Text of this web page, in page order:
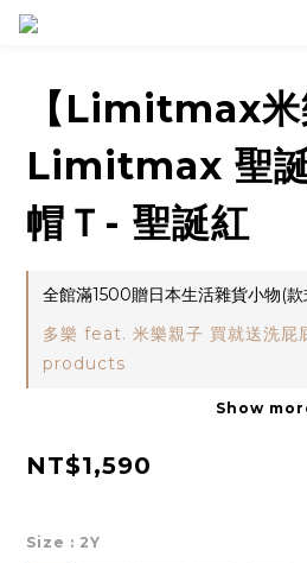
【Limitmax米
Limitmax 聖
帽Ｔ- 聖誕紅
全館滿1500贈日本生活雜貨小物(
多樂 feat. 米樂親子 買就送洗
products
Show
NT$1,590
Size : 2Y